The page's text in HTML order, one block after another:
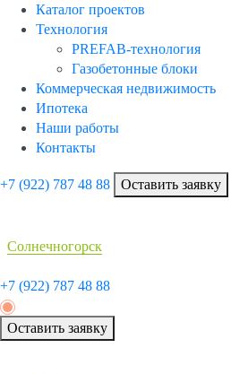
Каталог проектов
Технология
PREFAB-технология
Газобетонные блоки
Коммерческая недвижимость
Ипотека
Наши работы
Контакты
+7 (922) 787 48 88 Оставить заявку
Солнечногорск
+7 (922) 787 48 88
Оставить заявку